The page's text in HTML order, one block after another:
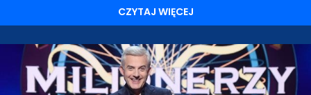
CZYTAJ WIĘCEJ